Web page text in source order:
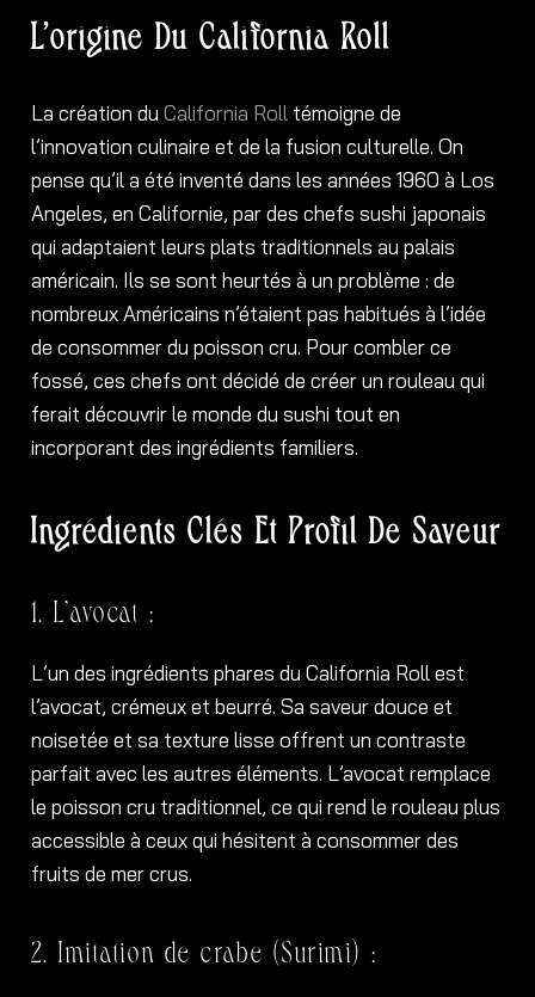
L’origine Du California Roll
La création du California Roll témoigne de
l’innovation culinaire et de la fusion culturelle. On
pense qu’il a été inventé dans les années 1960 à Los
Angeles, en Californie, par des chefs sushi japonais
qui adaptaient leurs plats traditionnels au palais
américain. Ils se sont heurtés à un problème : de
nombreux Américains n’étaient pas habitués à l’idée
de consommer du poisson cru. Pour combler ce
fossé, ces chefs ont décidé de créer un rouleau qui
ferait découvrir le monde du sushi tout en
incorporant des ingrédients familiers.
Ingrédients Clés Et Profil De Saveur
1. L’avocat :
L’un des ingrédients phares du California Roll est
l’avocat, crémeux et beurré. Sa saveur douce et
noisetée et sa texture lisse offrent un contraste
parfait avec les autres éléments. L’avocat remplace
le poisson cru traditionnel, ce qui rend le rouleau plus
accessible à ceux qui hésitent à consommer des
fruits de mer crus.
2. Imitation de crabe (Surimi) :